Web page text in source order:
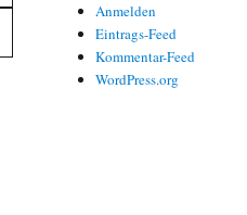
Anmelden
Eintrags-Feed
Kommentar-Feed
WordPress.org